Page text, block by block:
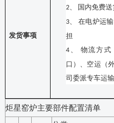
发货事项
2、
国内免费送
3、 在电炉运
担
4、 物流方式
口）、空运（
司委派专车运
炬星窑炉主要部件配置清单